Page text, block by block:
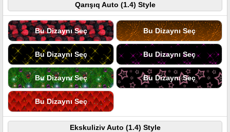
Qarışıq Auto (1.4) Style
Bu Dizaynı Seç Bu Dizaynı Seç
Bu Dizaynı Seç Bu Dizaynı Seç
Bu Dizaynı Seç Bu Dizaynı Seç
Bu Dizaynı Seç
Ekskuliziv Auto (1.4) Style